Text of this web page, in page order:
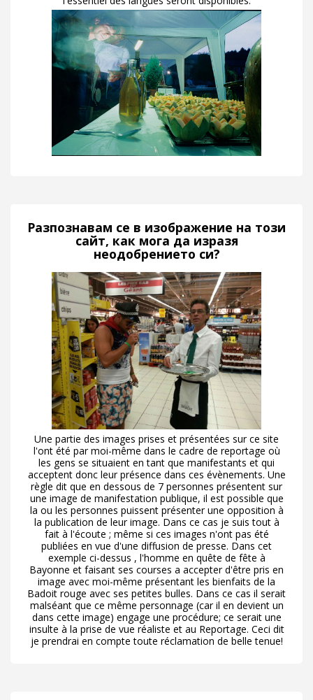
Разпознавам се в изображение на този
сайт, как мога да изразя
неодобрението си?
Une partie des images prises et présentées sur ce site
l'ont été par moi-même dans le cadre de reportage où
les gens se situaient en tant que manifestants et qui
acceptent donc leur présence dans ces évènements. Une
règle dit que en dessous de 7 personnes présentent sur
une image de manifestation publique, il est possible que
la ou les personnes puissent présenter une opposition à
la publication de leur image. Dans ce cas je suis tout à
fait à l'écoute ; même si ces images n'ont pas été
publiées en vue d'une diffusion de presse. Dans cet
exemple ci-dessus , l'homme en quête de fête à
Bayonne et faisant ses courses a accepter d'être pris en
image avec moi-même présentant les bienfaits de la
Badoit rouge avec ses petites bulles. Dans ce cas il serait
malséant que ce même personnage (car il en devient un
dans cette image) engage une procédure; ce serait une
insulte à la prise de vue réaliste et au Reportage. Ceci dit
je prendrai en compte toute réclamation de belle tenue!